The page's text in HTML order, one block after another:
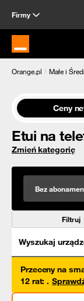
Firmy
Strona główna
Orange.pl Małe i
Ceny
Etui na
Zmień kategorię
Bez
Filtruj
Wyszukaj
Przeceny na
12 rat: .